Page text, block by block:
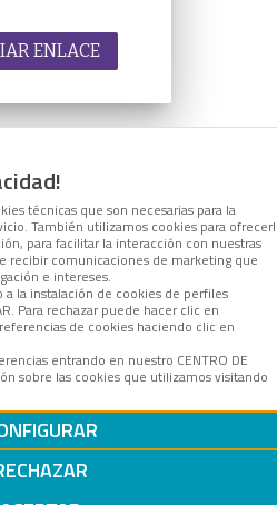
técnicas que son necesarias para la
También utilizamos cookies para
para facilitar la interacción con nuestras
recibir comunicaciones de marketing que
e intereses.
la instalación de cookies de perfiles
Para rechazar puede hacer clic en
de cookies haciendo clic en
entrando en nuestro CENTRO DE
sobre las cookies que utilizamos visitando
ENLACE